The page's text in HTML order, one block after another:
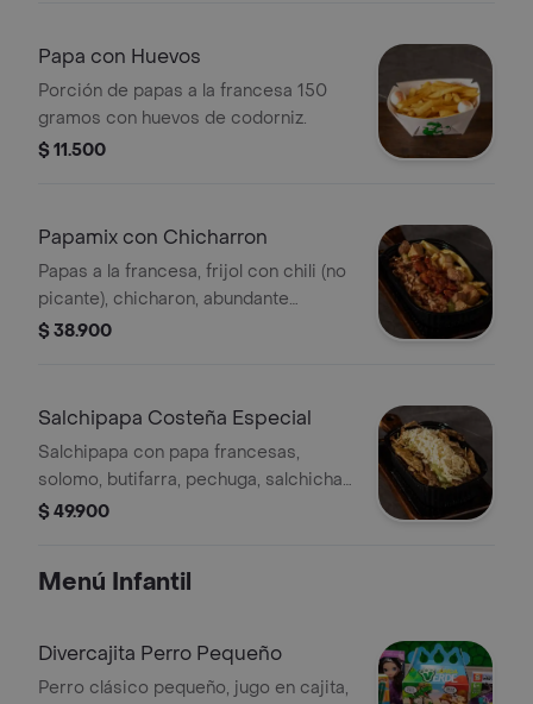
Papa con Huevos
Porción de papas a la francesa 150
gramos con huevos de codorniz.
$ 11.500
Papamix con Chicharron
Papas a la francesa, frijol con chili (no
picante), chicharon, abundante
tocineta, salsa de queso, guacamole y
$ 38.900
Salchipapa Costeña Especial
Salchipapa con papa francesas,
solomo, butifarra, pechuga, salchicha,
queso costeño, lechuga, ripio de papa
$ 49.900
Menú Infantil
Divercajita Perro Pequeño
Perro clásico pequeño, jugo en cajita,